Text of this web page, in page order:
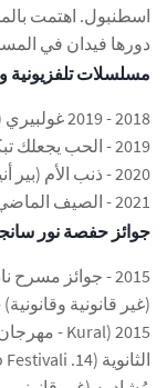
اسطنبول. اهتمت
دورها فيدان في
مسلسلات تلفزيونية
2018 - 2019 غولبيري (بدور فيدان).
2019 - الحب يجعلك تبكي (اسأل أغلاتير) (بدور أدا مريم فارلي).
2020 - ذنب الأم (بير أنين جوناهي).
2021 - الصيف الماضي (سون ياز) (بدور يغمور كارا).
جوائز حفصة نور
2015 - جوائز
Kural) 2015 - مهرجان PAM المسرحي الرابع عشر بين المدارس.